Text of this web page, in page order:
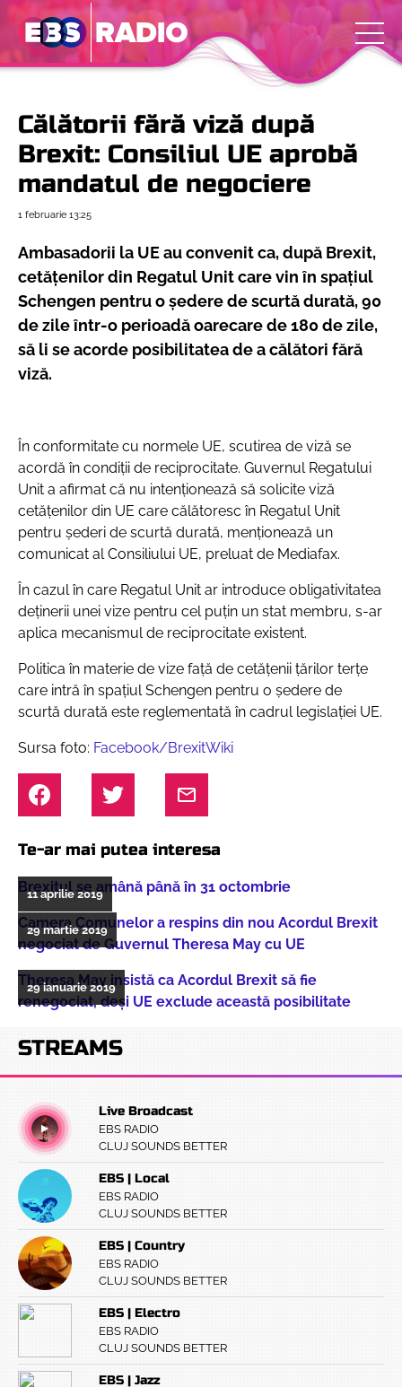
Călătorii fără viză după
Brexit: Consiliul UE aprobă
mandatul de negociere
1 februarie 13:25
Ambasadorii la UE au convenit ca, după Brexit,
cetățenilor din Regatul Unit care vin în spațiul
Schengen pentru o ședere de scurtă durată, 90
de zile într-o perioadă oarecare de 180 de zile,
să li se acorde posibilitatea de a călători fără
viză.
În conformitate cu normele UE, scutirea de viză se
acordă în condiții de reciprocitate. Guvernul Regatului
Unit a afirmat că nu intenționează să solicite viză
cetățenilor din UE care călătoresc în Regatul Unit
pentru șederi de scurtă durată, menționează un
comunicat al Consiliului UE, preluat de Mediafax.
În cazul în care Regatul Unit ar introduce obligativitatea
deținerii unei vize pentru cel puțin un stat membru, s-ar
aplica mecanismul de reciprocitate existent.
Politica în materie de vize față de cetățenii țărilor terțe
care intră în spațiul Schengen pentru o ședere de
scurtă durată este reglementată în cadrul legislației UE.
Sursa foto: Facebook/BrexitWiki
Te-ar mai putea interesa
Brexitul se amână până în 31 octombrie
11 aprilie 2019
Camera Comunelor a respins din nou Acordul Brexit
negociat de Guvernul Theresa May cu UE
29 martie 2019
Theresa May insistă ca Acordul Brexit să fie
renegociat, deşi UE exclude această posibilitate
29 ianuarie 2019
STREAMS
Live Broadcast
EBS RADIO
CLUJ SOUNDS BETTER
EBS | Local
EBS RADIO
CLUJ SOUNDS BETTER
EBS | Country
EBS RADIO
CLUJ SOUNDS BETTER
EBS | Electro
EBS RADIO
CLUJ SOUNDS BETTER
EBS | Jazz